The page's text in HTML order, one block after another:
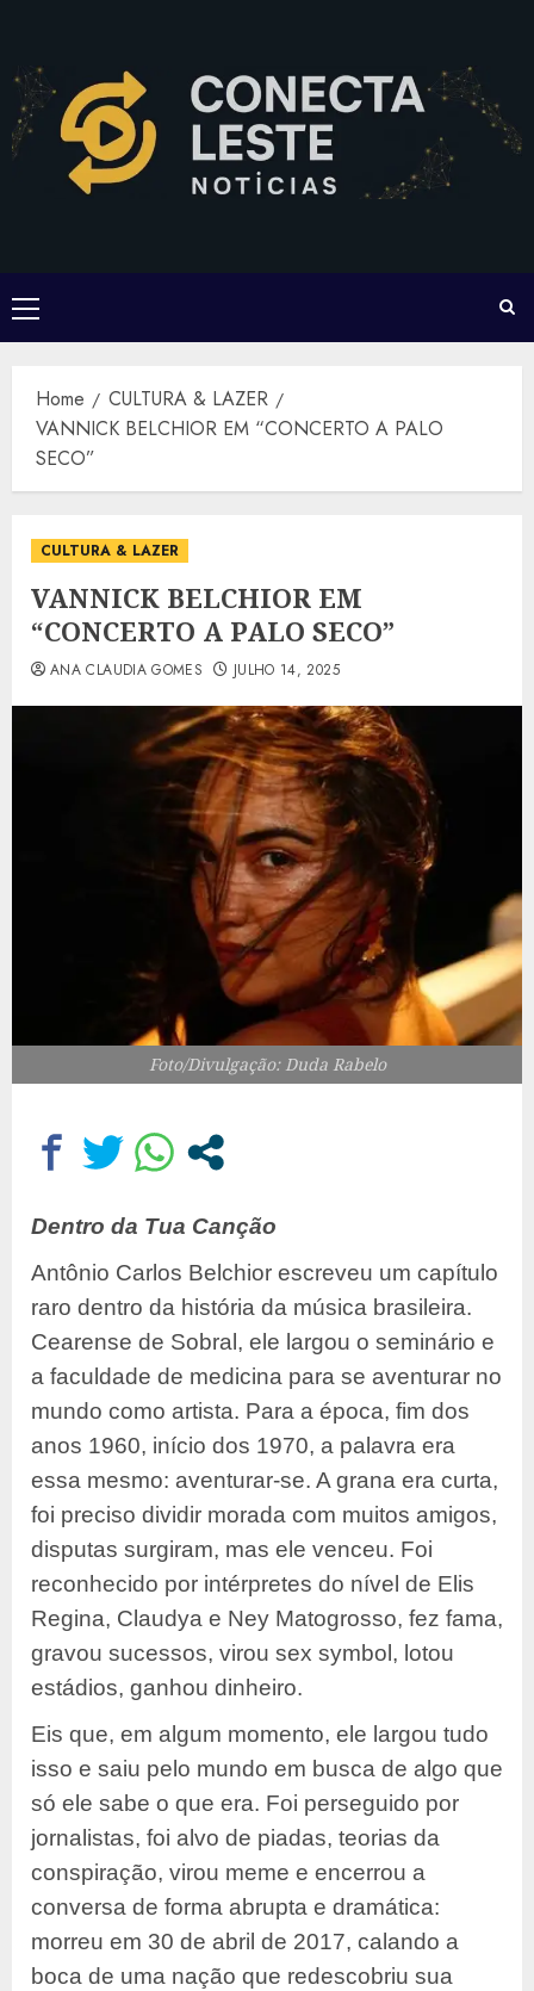
content
Primary
Menu
Home
CULTURA & LAZER
VANNICK BELCHIOR EM “CONCERTO A PALO
SECO”
CULTURA & LAZER
VANNICK BELCHIOR EM
“CONCERTO A PALO SECO”
ANA CLAUDIA GOMES JULHO 14, 2025
Foto/Divulgação: Duda Rabelo
Dentro da Tua Canção
Antônio Carlos Belchior escreveu um capítulo
raro dentro da história da música brasileira.
Cearense de Sobral, ele largou o seminário e
a faculdade de medicina para se aventurar no
mundo como artista. Para a época, fim dos
anos 1960, início dos 1970, a palavra era
essa mesmo: aventurar-se. A grana era curta,
foi preciso dividir morada com muitos amigos,
disputas surgiram, mas ele venceu. Foi
reconhecido por intérpretes do nível de Elis
Regina, Claudya e Ney Matogrosso, fez fama,
gravou sucessos, virou sex symbol, lotou
estádios, ganhou dinheiro.
Eis que, em algum momento, ele largou tudo
isso e saiu pelo mundo em busca de algo que
só ele sabe o que era. Foi perseguido por
jornalistas, foi alvo de piadas, teorias da
conspiração, virou meme e encerrou a
conversa de forma abrupta e dramática:
morreu em 30 de abril de 2017, calando a
boca de uma nação que redescobriu sua